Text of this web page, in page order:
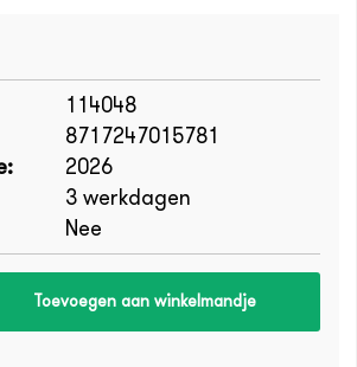
114048
8717247015781
2026
3 werkdagen
Nee
Toevoegen aan winkelmandje